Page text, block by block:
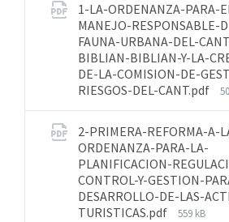
1-LA-ORDENANZA-PARA-
MANEJO-RESPONSABLE-
FAUNA-URBANA-DEL-
BIBLIAN-BIBLIAN-Y-LA-
DE-LA-COMISION-DE-
RIESGOS-DEL-CANT.pdf
2-PRIMERA-REFORMA-A-
ORDENANZA-PARA-LA-
PLANIFICACION-
CONTROL-Y-GESTION-
DESARROLLO-DE-LAS-
TURISTICAS.pdf
559 kB